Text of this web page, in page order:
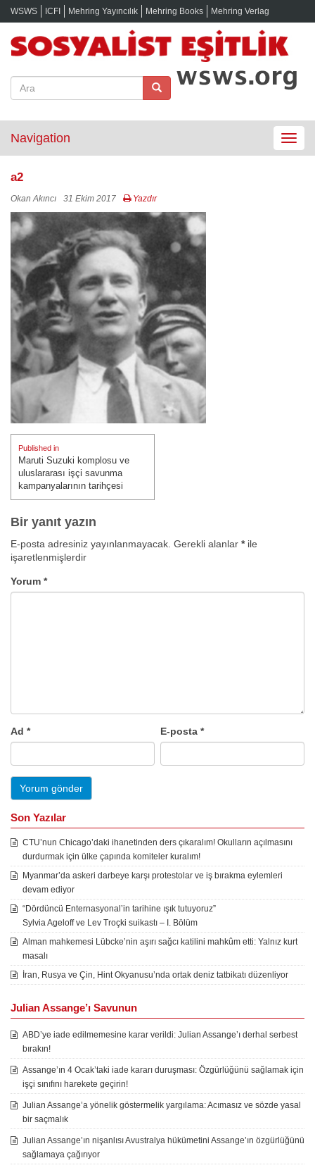
WSWS ICFI Mehring Yayıncılık Mehring Books Mehring Verlag
Toggle
Navigation
a2
Okan Akıncı 31 Ekim 2017 Yazdır
gezinmesi
Published in
Maruti Suzuki komplosu ve
uluslararası işçi savunma
kampanyalarının tarihçesi
Bir yanıt yazın
E-posta adresiniz yayınlanmayacak. Gerekli alanlar *ile
işaretlenmişlerdir
Yorum *
Ad * E-posta*
Son Yazılar
CTU’nun Chicago’daki ihanetinden ders çıkaralım! Okulların açılmasını
durdurmak için ülke çapında komiteler kuralım!
Myanmar’da askeri darbeye karşı protestolar ve iş bırakma eylemleri
devam ediyor
“Dördüncü Enternasyonal’in tarihine ışık tutuyoruz”
Sylvia Ageloff ve Lev Troçki suikastı – I. Bölüm
Alman mahkemesi Lübcke’nin aşırı sağcı katilini mahkûm etti: Yalnız kurt
masalı
İran, Rusya ve Çin, Hint Okyanusu’nda ortak deniz tatbikatı düzenliyor
Julian Assange’ı Savunun
ABD’ye iade edilmemesine karar verildi: Julian Assange’ı derhal serbest
bırakın!
Assange’ın 4 Ocak’taki iade kararı duruşması: Özgürlüğünü sağlamak için
işçi sınıfını harekete geçirin!
Julian Assange’a yönelik göstermelik yargılama: Acımasız ve sözde yasal
bir saçmalık
Julian Assange’ın nişanlısı Avustralya hükümetini Assange’ın özgürlüğünü
sağlamaya çağırıyor